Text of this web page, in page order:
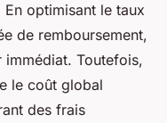
En optimisant le taux
de remboursement,
Toutefois,
le coût global
des frais